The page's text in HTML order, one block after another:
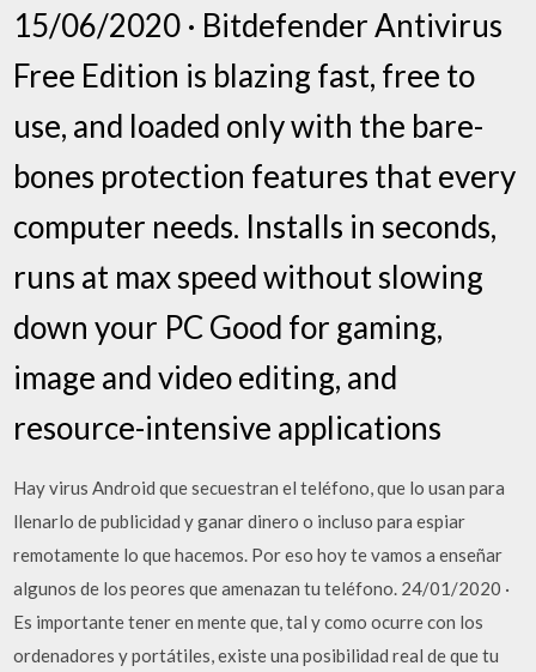
15/06/2020 · Bitdefender Antivirus
Free Edition is blazing fast, free to
use, and loaded only with the bare-
bones protection features that every
computer needs. Installs in seconds,
runs at max speed without slowing
down your PC Good for gaming,
image and video editing, and
resource-intensive applications
Hay virus Android que secuestran el teléfono, que lo usan para
llenarlo de publicidad y ganar dinero o incluso para espiar
remotamente lo que hacemos. Por eso hoy te vamos a enseñar
algunos de los peores que amenazan tu teléfono. 24/01/2020 ·
Es importante tener en mente que, tal y como ocurre con los
ordenadores y portátiles, existe una posibilidad real de que tu